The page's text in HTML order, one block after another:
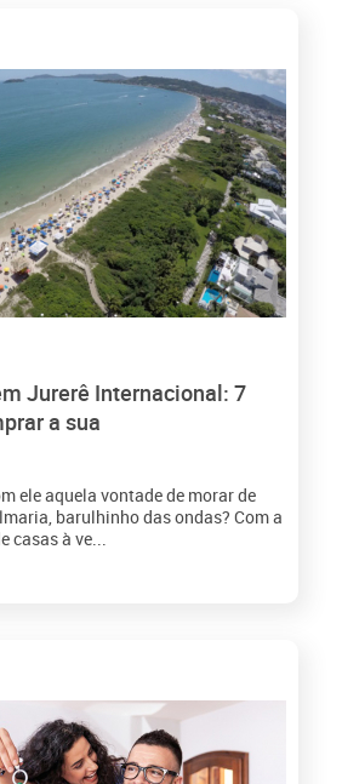
a sua
ele aquela vontade de morar de
barulhinho das ondas? Com a
casas à ve...